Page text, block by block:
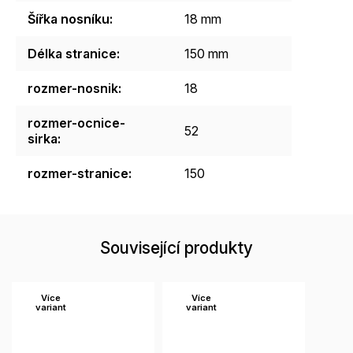
Šířka nosníku: 18 mm
Délka stranice: 150 mm
rozmer-nosnik: 18
rozmer-ocnice-
sirka: 52
rozmer-stranice: 150
Související produkty
Více
variant
Více
variant